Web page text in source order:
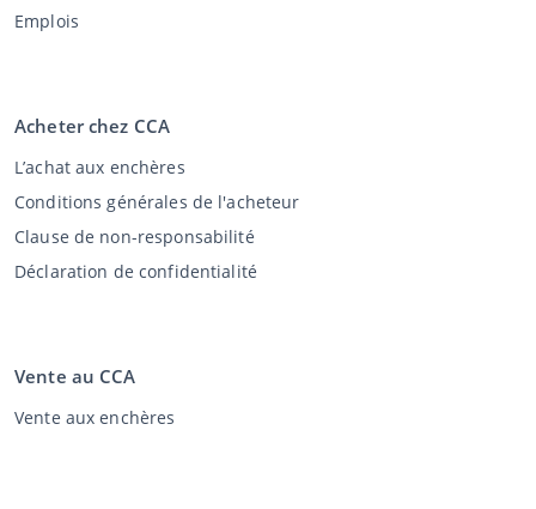
Emplois
Acheter chez CCA
L’achat aux enchères
Conditions générales de l'acheteur
Clause de non-responsabilité
Déclaration de confidentialité
Vente au CCA
Vente aux enchères